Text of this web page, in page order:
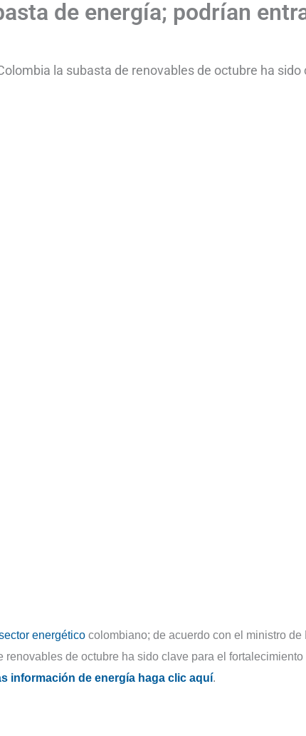
de energía; podrían
la subasta de renovables de octubre ha sido
energético colombiano; de acuerdo con el ministro de
de octubre ha sido clave para el fortalecimiento
información de energía haga clic aquí.